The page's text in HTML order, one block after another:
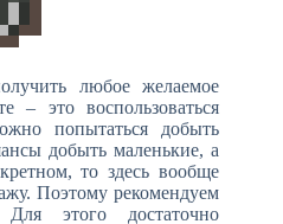
любое желаемое
– это воспользоваться
попытаться добыть
добыть маленькие, а
то здесь вообще
Поэтому рекомендуем
Для этого достаточно